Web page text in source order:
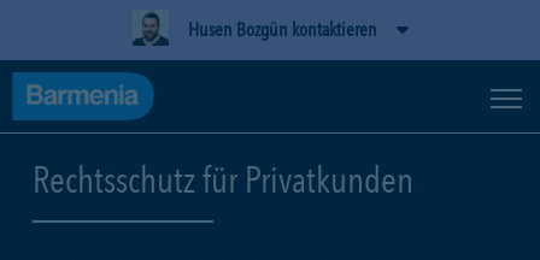
Husen Bozgün kontaktieren
Rechtsschutz für Privatkunden